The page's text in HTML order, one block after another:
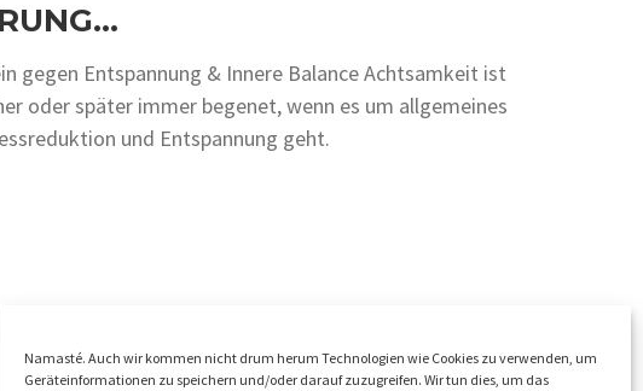
Namasté. Auch wir kommen nicht drum herum Technologien wie Cookies zu verwenden, um
Geräteinformationen zu speichern und/oder darauf zuzugreifen. Wir tun dies, um das
gegen Entspannung & Innere Balance Achtsamkeit ist
oder später immer begenet, wenn es um allgemeines
und Entspannung geht.